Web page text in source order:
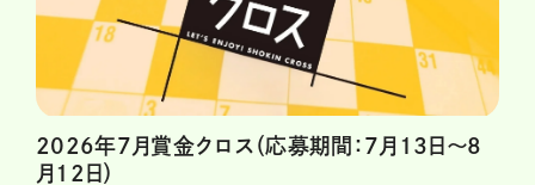
2026年7月賞金クロス（応募期間：7月13日～8
月12日）